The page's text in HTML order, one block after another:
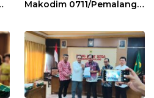
Makodim 0711/Pemalang